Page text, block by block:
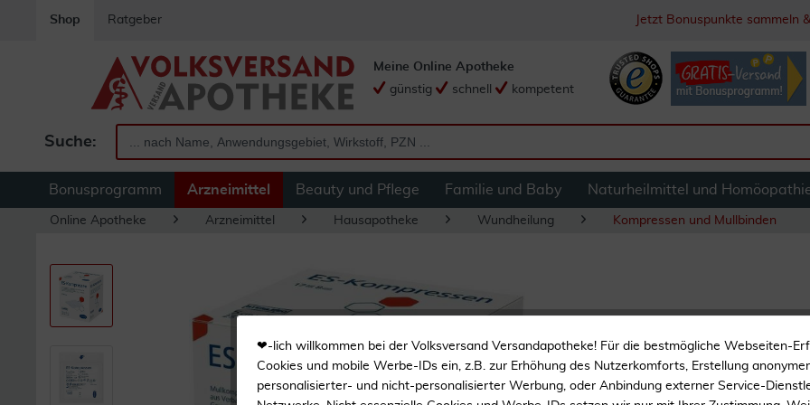
Shop Ratgeber Jetzt Bonuspunkte sammeln
Suche:
Meine Online Apotheke
günstig
schnell kompetent
Bonusprogramm Arzneimittel Beauty und Pflege Familie und Baby Naturheilmittel und
Online Apotheke Arzneimittel Hausapotheke Wundheilung Kompressen und Mullbinden
Es-Kompressen
❤-lich willkommen bei der Volksversand Versandapotheke! Für die bestmögliche Webseiten-
Cookies und mobile Werbe-IDs ein, z.B. zur Erhöhung des Nutzerkomforts, Erstellung
personalisierter- und nicht-personalisierter Werbung, oder Anbindung externer Service-